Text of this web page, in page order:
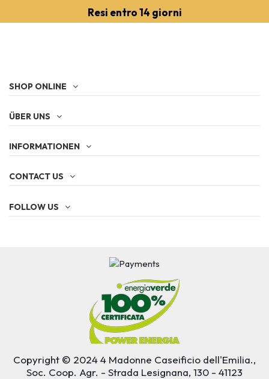
Resi entro 14 giorni
SHOP ONLINE
ÜBER UNS
INFORMATIONEN
CONTACT US
FOLLOW US
Copyright © 2024 4 Madonne Caseificio dell'Emilia.,
Soc. Coop. Agr. - Strada Lesignana, 130 - 41123